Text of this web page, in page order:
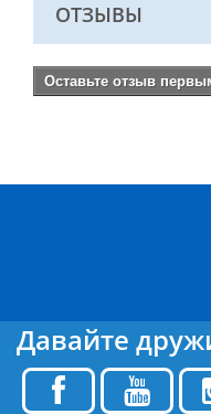
ОТЗЫВЫ
Оставьте отзыв
Давайте